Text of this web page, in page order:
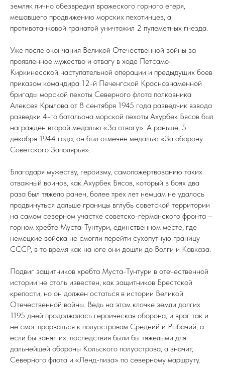
земляк лично обезвредил вражеского горного егеря,
мешавшего продвижению морских пехотинцев, а
противотанковой гранатой уничтожил 2 пулеметных гнезда.
Уже после окончания Великой Отечественной войны за
проявленное мужество и отвагу в ходе Петсамо-
Киркинесской наступательной операции и предыдущих боев
приказом командира 12-й Печенгской Краснознаменной
бригады морской пехоты Северного флота полковника
Алексея Крылова от 8 сентября 1945 года разведчик взвода
разведки 4-го батальона морской пехоты Ахурбек Бясов был
награжден второй медалью «За отвагу». А раньше, 5
декабря 1944 года, он был отмечен медалью «За оборону
Советского Заполярья».
Благодаря мужеству, героизму, самопожертвованию таких
отважный воинов, как Ахурбек Бясов, который в боях два
раза был тяжело ранен, более трех лет немцам не удалось
продвинуться дальше границы вглубь советской территории
на самом северном участке советско-германского фронта –
горном хребте Муста-Тунтури, единственном месте, где
немецкие войска не смогли перейти сухопутную границу
СССР, в то время как на юге они дошли до Волги и Кавказа.
Подвиг защитников хребта Муста-Тунтури в отечественной
истории не столь известен, как защитников Брестской
крепости, но он должен остаться в истории Великой
Отечественной войны. Ведь на этом клочке земли долгих
1195 дней продолжалась героическая оборона, и враг так и
не смог прорваться к полуостровам Средний и Рыбачий, а
если бы занял их, последствия были бы тяжелыми для
дальнейшей обороны Кольского полуострова, а значит,
Северного флота и «Ленд-лиза» по северному маршруту.